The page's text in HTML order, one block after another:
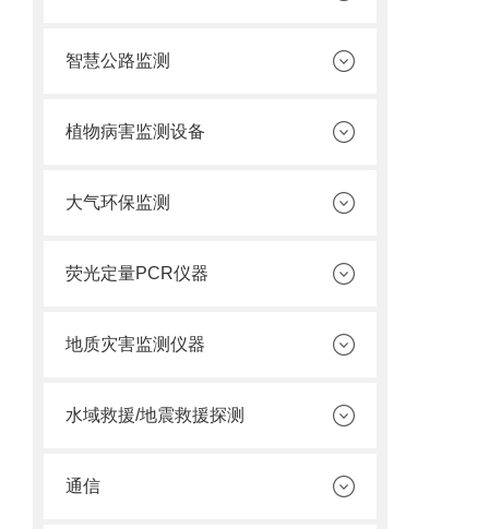
智慧公路监测
植物病害监测设备
大气环保监测
荧光定量PCR仪器
地质灾害监测仪器
水域救援/地震救援探测
通信